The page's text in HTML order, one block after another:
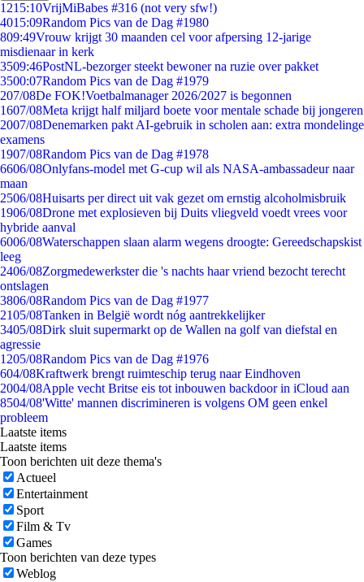
1215:10VrijMiBabes #316 (not very sfw!)
4015:09Random Pics van de Dag #1980
809:49Vrouw krijgt 30 maanden cel voor afpersing 12-jarige
misdienaar in kerk
3509:46PostNL-bezorger steekt bewoner na ruzie over pakket
3500:07Random Pics van de Dag #1979
207/08De FOK!Voetbalmanager 2026/2027 is begonnen
1607/08Meta krijgt half miljard boete voor mentale schade bij jongeren
2007/08Denemarken pakt AI-gebruik in scholen aan: extra mondelinge
examens
1907/08Random Pics van de Dag #1978
6606/08Onlyfans-model met G-cup wil als NASA-ambassadeur naar
maan
2506/08Huisarts per direct uit vak gezet om ernstig alcoholmisbruik
1906/08Drone met explosieven bij Duits vliegveld voedt vrees voor
hybride aanval
6006/08Waterschappen slaan alarm wegens droogte: Gereedschapskist
leeg
2406/08Zorgmedewerkster die 's nachts haar vriend bezocht terecht
ontslagen
3806/08Random Pics van de Dag #1977
2105/08Tanken in België wordt nóg aantrekkelijker
3405/08Dirk sluit supermarkt op de Wallen na golf van diefstal en
agressie
1205/08Random Pics van de Dag #1976
604/08Kraftwerk brengt ruimteschip terug naar Eindhoven
2004/08Apple vecht Britse eis tot inbouwen backdoor in iCloud aan
8504/08'Witte' mannen discrimineren is volgens OM geen enkel
probleem
Laatste items
Laatste items
Toon berichten uit deze thema's
Actueel
Entertainment
Sport
Film & Tv
Games
Toon berichten van deze types
Weblog